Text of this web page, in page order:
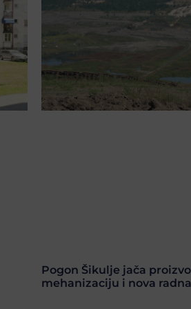
Pogon Šikulje jača
mehanizaciju i nova